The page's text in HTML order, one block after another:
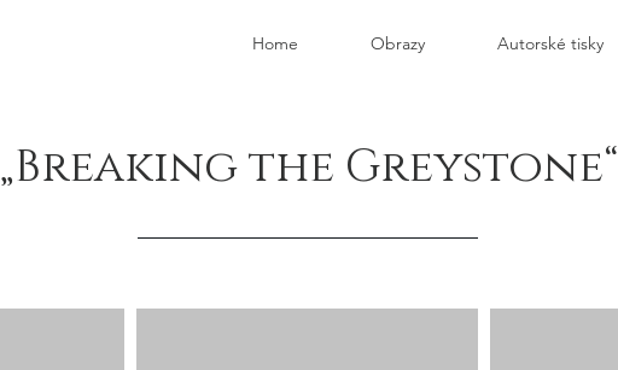
Home Obrazy Autorské tisky
„Breaking the Greystone“